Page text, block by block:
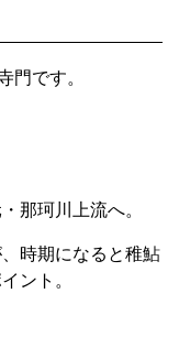
門です。
那珂川上流へ。
時期になると稚鮎
ント。